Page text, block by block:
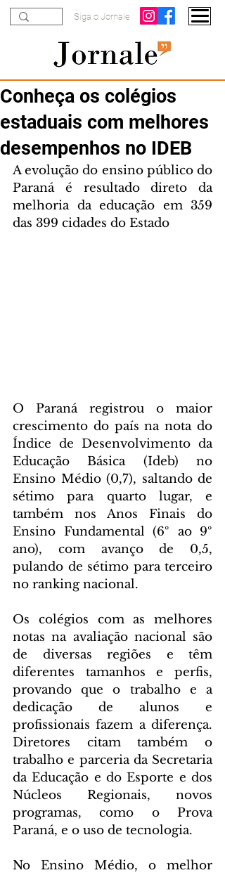
Siga o Jornale
Conheça os colégios
estaduais com melhores
desempenhos no IDEB
A evolução do ensino público do
Paraná é resultado direto da
melhoria da educação em 359
das 399 cidades do Estado
O Paraná registrou o maior
crescimento do país na nota do
Índice de Desenvolvimento da
Educação Básica (Ideb) no
Ensino Médio (0,7), saltando de
sétimo para quarto lugar, e
também nos Anos Finais do
Ensino Fundamental (6º ao 9º
ano), com avanço de 0,5,
pulando de sétimo para terceiro
no ranking nacional.
Os colégios com as melhores
notas na avaliação nacional são
de diversas regiões e têm
diferentes tamanhos e perfis,
provando que o trabalho e a
dedicação de alunos e
profissionais fazem a diferença.
Diretores citam também o
trabalho e parceria da Secretaria
da Educação e do Esporte e dos
Núcleos Regionais, novos
programas, como o Prova
Paraná, e o uso de tecnologia.
No Ensino Médio, o melhor